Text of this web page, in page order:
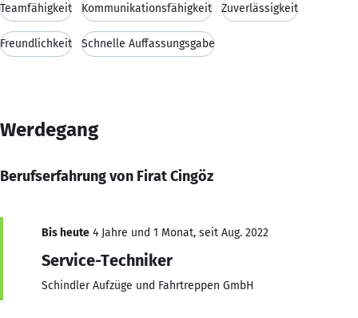
Teamfähigkeit Kommunikationsfähigkeit Zuverlässigkeit
Freundlichkeit Schnelle Auffassungsgabe
Werdegang
Berufserfahrung von Firat Cingöz
Bis heute 4 Jahre und 1 Monat, seit Aug. 2022
Service-Techniker
Schindler Aufzüge und Fahrtreppen GmbH